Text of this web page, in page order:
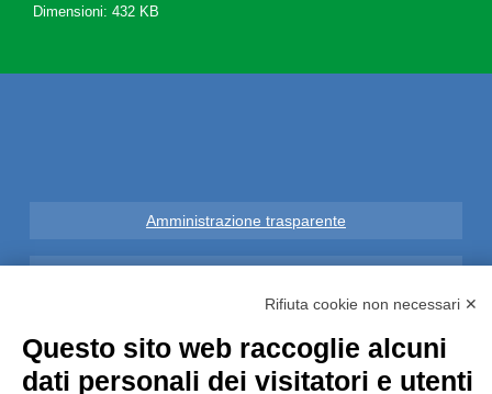
Dimensioni: 432 KB
Amministrazione trasparente
Informative GDPR (679/2016)
Rifiuta cookie non necessari ✕
Questo sito web raccoglie alcuni
dati personali dei visitatori e utenti